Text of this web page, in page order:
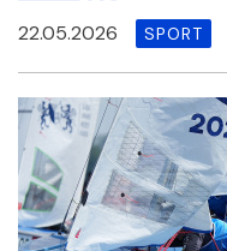
22.05.2026 SPORT